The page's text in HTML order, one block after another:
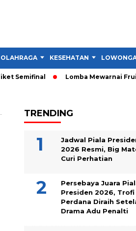
OLAHRAGA KESEHATAN
Semifinal Lomba Mewarnai
TRENDING
Jadwal Piala
2026 Resmi, Big
Curi Perhatian
Persebaya Juara
Presiden 2026, Trofi
Perdana Diraih
Drama Adu Penalti